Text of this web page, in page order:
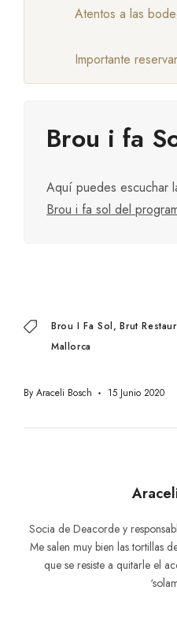
Atentos a las
Importante
Brou i fa
Aquí puedes escuchar
Brou i fa sol del
Brou I Fa Sol Brut
Mallorca
By Araceli Bosch 15 Junio 2020
Socia de Deacorde y
Me salen muy bien las tortillas
que se resiste a quitarle el